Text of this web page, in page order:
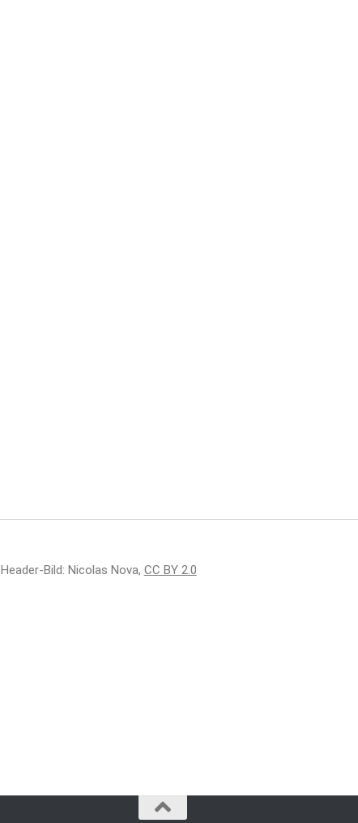
Header-Bild: Nicolas Nova, CC BY 2.0